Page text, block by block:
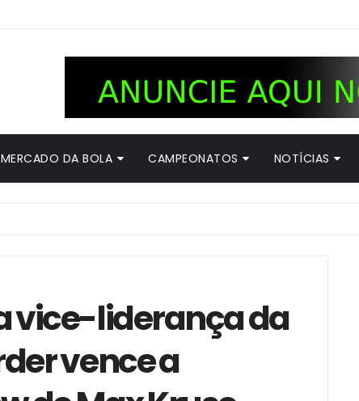
MERCADO DA BOLA CAMPEONATOS NOTÍCIAS
vice-liderança da
vence a